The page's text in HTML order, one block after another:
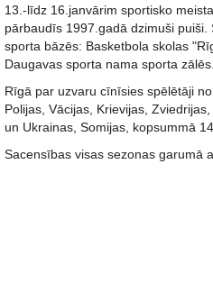
13.-līdz 16.janvārim sportisko
pārbaudīs 1997.gadā dzimuši
sporta bāzēs: Basketbola skolas
Daugavas sporta nama sporta zālēs.
Rīgā par uzvaru cīnīsies spēlētāji
Polijas, Vācijas, Krievijas,
un Ukrainas, Somijas, kopsummā
Sacensības visas sezonas garumā